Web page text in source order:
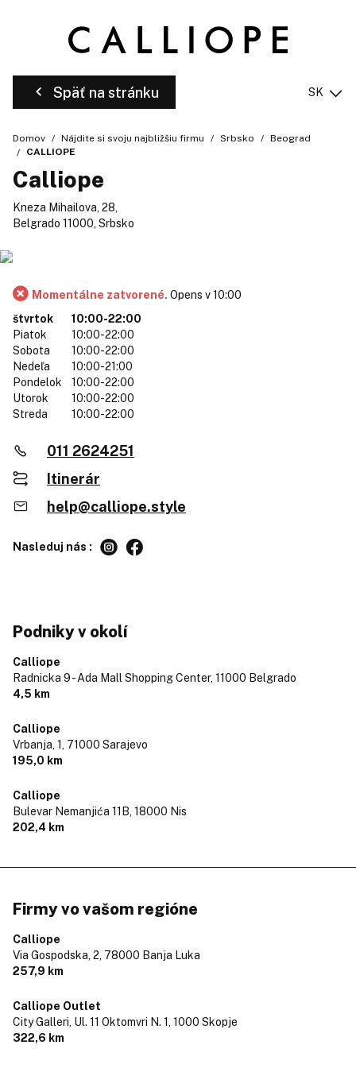
Späť na stránku SK
Domov Nájdite si svoju najbližšiu firmu Srbsko
Beograd
CALLIOPE
Calliope
Kneza Mihailova, 28,
Belgrado 11000, Srbsko
Momentálne zatvorené. Opens v 10:00
štvrtok
10:00-22:00
Piatok
10:00-22:00
Sobota
10:00-22:00
Nedeľa
10:00-21:00
Pondelok
10:00-22:00
Utorok
10:00-22:00
Streda
10:00-22:00
011 2624251
Itinerár
help@calliope.style
Nasleduj nás :
Podniky v okolí
Calliope
Radnicka 9 - Ada Mall Shopping Center, 11000 Belgrado
4,5 km
Calliope
Vrbanja, 1,
71000 Sarajevo
195,0 km
Calliope
Bulevar Nemanjića 11B, 18000 Nis
202,4 km
Firmy vo vašom regióne
Calliope
Via Gospodska, 2, 78000 Banja Luka
257,9 km
Calliope Outlet
City Galleri, Ul. 11 Oktomvri N. 1, 1000 Skopje
322,6 km